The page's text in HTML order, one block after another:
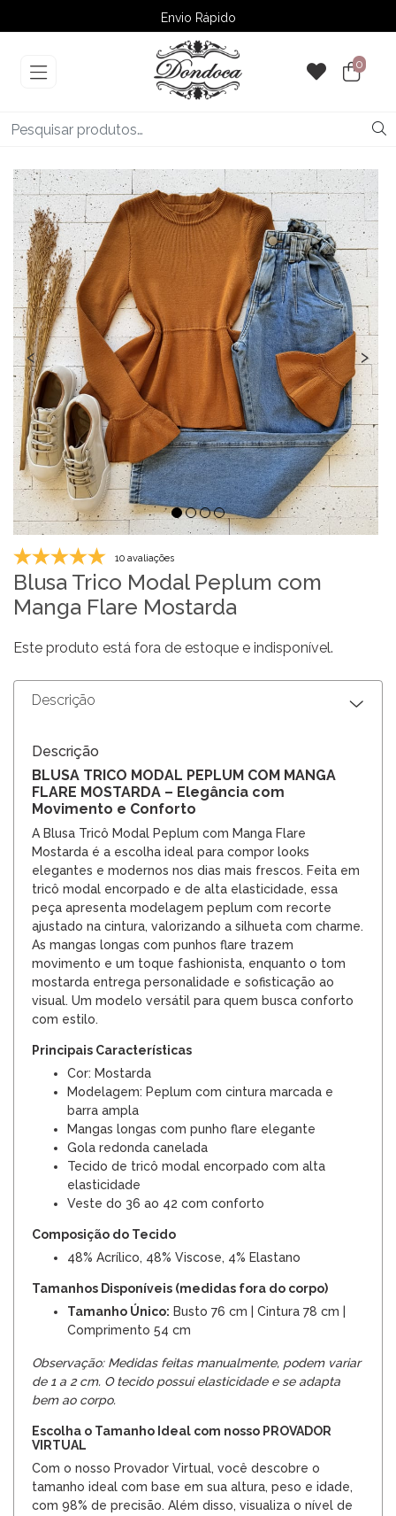
Envio Rápido
➚ Ofertas– Até 60% OFF
0
‹ ›
10 avaliações
Blusa Trico Modal Peplum com
Manga Flare Mostarda
Este produto está fora de estoque e indisponível.
Descrição
Descrição
BLUSA TRICO MODAL PEPLUM COM MANGA
FLARE MOSTARDA – Elegância com
Movimento e Conforto
A Blusa Tricô Modal Peplum com Manga Flare
Mostarda é a escolha ideal para compor looks
elegantes e modernos nos dias mais frescos. Feita em
tricô modal encorpado e de alta elasticidade, essa
peça apresenta modelagem peplum com recorte
ajustado na cintura, valorizando a silhueta com charme.
As mangas longas com punhos flare trazem
movimento e um toque fashionista, enquanto o tom
mostarda entrega personalidade e sofisticação ao
visual. Um modelo versátil para quem busca conforto
com estilo.
Principais Características
Cor: Mostarda
Modelagem: Peplum com cintura marcada e
barra ampla
Mangas longas com punho flare elegante
Gola redonda canelada
Tecido de tricô modal encorpado com alta
elasticidade
Veste do 36 ao 42 com conforto
Composição do Tecido
48% Acrílico, 48% Viscose, 4% Elastano
Tamanhos Disponíveis (medidas fora do corpo)
Tamanho Único: Busto 76 cm | Cintura 78 cm |
Comprimento 54 cm
Observação: Medidas feitas manualmente, podem variar
de 1 a 2 cm. O tecido possui elasticidade e se adapta
bem ao corpo.
Escolha o Tamanho Ideal com nosso PROVADOR
VIRTUAL
Com o nosso Provador Virtual, você descobre o
tamanho ideal com base em sua altura, peso e idade,
com 98% de precisão. Além disso, visualiza o nível de